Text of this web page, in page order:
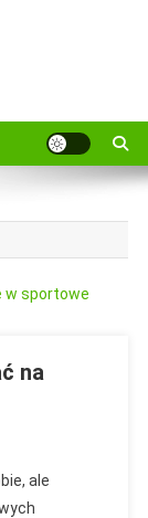
na
ale